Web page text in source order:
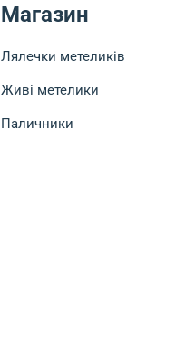
Магазин
Лялечки метеликів
Живі метелики
Паличники